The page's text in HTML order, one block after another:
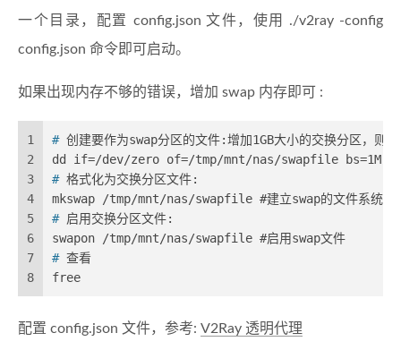
一个目录，配置 config.json 文件，使用 ./v2ray -config
config.json 命令即可启动。
如果出现内存不够的错误，增加 swap 内存即可 :
1
2
3
4
5
6
7
8
# 创建要作为swap分区的文件:增加1GB大小的交换分区，
dd if=/dev/zero of=/tmp/mnt/nas/swapfile bs=1M
# 格式化为交换分区文件:
mkswap /tmp/mnt/nas/swapfile #建立swap的文件系统
# 启用交换分区文件:
swapon /tmp/mnt/nas/swapfile #启用swap文件
# 查看
free
配置 config.json 文件，参考: V2Ray 透明代理